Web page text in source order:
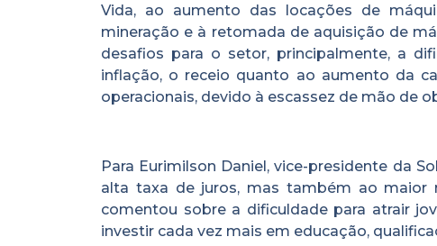
Vida, ao aumento das locações de
mineração e à retomada de aquisição de
desafios para o setor, principalmente, a
inflação, o receio quanto ao aumento da
operacionais, devido à escassez de mão de
Para Eurimilson Daniel, vice-presidente da
alta taxa de juros, mas também ao maior
comentou sobre a dificuldade para atrair
investir cada vez mais em educação,